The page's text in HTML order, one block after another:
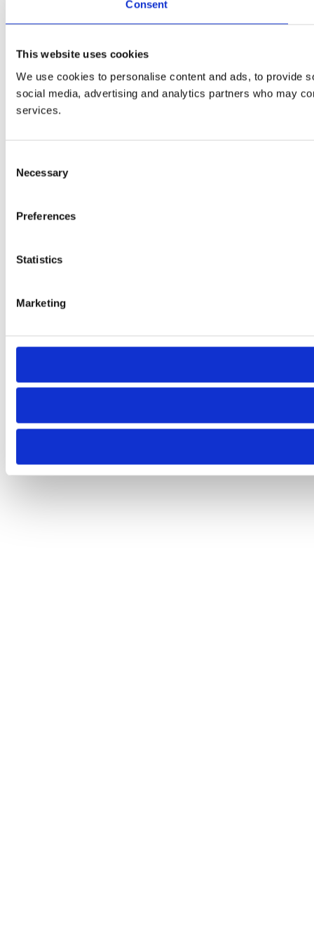
Consent
This website uses cookies
We use cookies to personalise content and ads, to provide
social media, advertising and analytics partners who may
services.
Selection
Necessary
Preferences
Statistics
Marketing